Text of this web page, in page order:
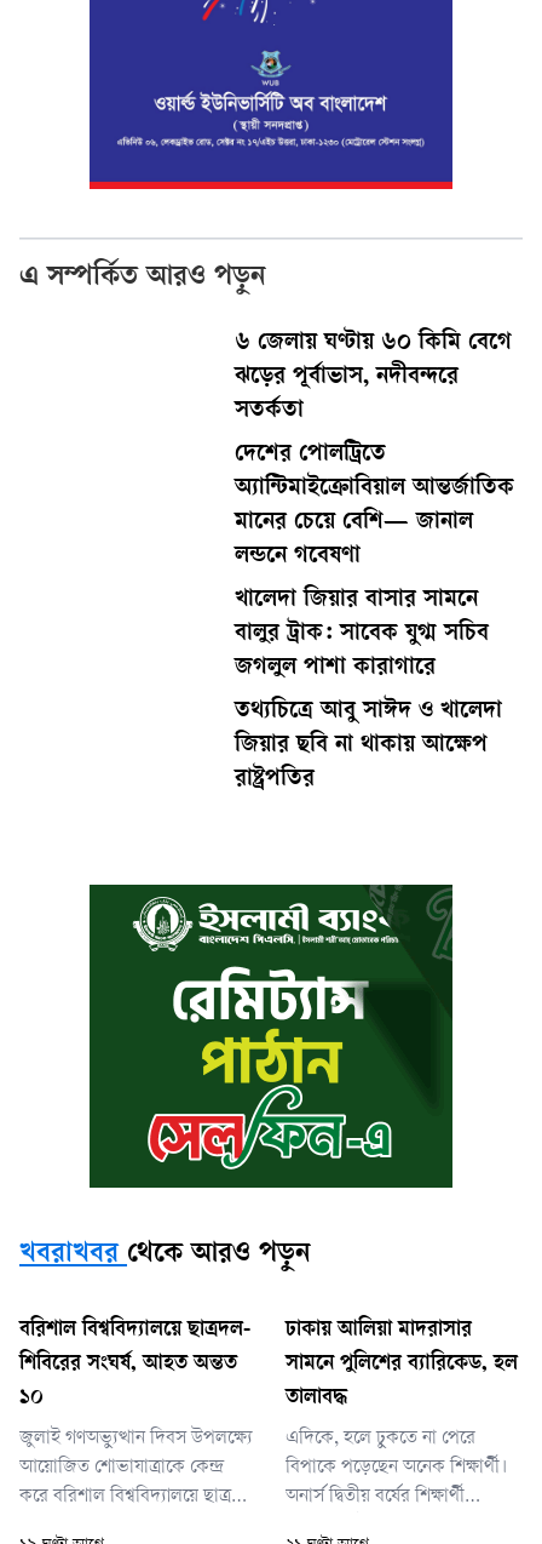
এ সম্পর্কিত আরও পড়ুন
৬ জেলায় ঘণ্টায় ৬০ কিমি বেগে
ঝড়ের পূর্বাভাস, নদীবন্দরে
সতর্কতা
দেশের পোলট্রিতে
অ্যান্টিমাইক্রোবিয়াল আন্তর্জাতিক
মানের চেয়ে বেশি— জানাল
লন্ডনে গবেষণা
খালেদা জিয়ার বাসার সামনে
বালুর ট্রাক: সাবেক যুগ্ম সচিব
জগলুল পাশা কারাগারে
তথ্যচিত্রে আবু সাঈদ ও খালেদা
জিয়ার ছবি না থাকায় আক্ষেপ
রাষ্ট্রপতির
খবরাখবর থেকে আরও পড়ুন
বরিশাল বিশ্ববিদ্যালয়ে ছাত্রদল-
শিবিরের সংঘর্ষ, আহত অন্তত
১০
জুলাই গণঅভ্যুত্থান দিবস উপলক্ষ্যে
আয়োজিত শোভাযাত্রাকে কেন্দ্র
করে বরিশাল বিশ্ববিদ্যালয়ে ছাত্রদল
ঢাকায় আলিয়া মাদরাসার
সামনে পুলিশের ব্যারিকেড, হল
তালাবদ্ধ
এদিকে, হলে ঢুকতে না পেরে
বিপাকে পড়েছেন অনেক শিক্ষার্থী।
অনার্স দ্বিতীয় বর্ষের শিক্ষার্থী